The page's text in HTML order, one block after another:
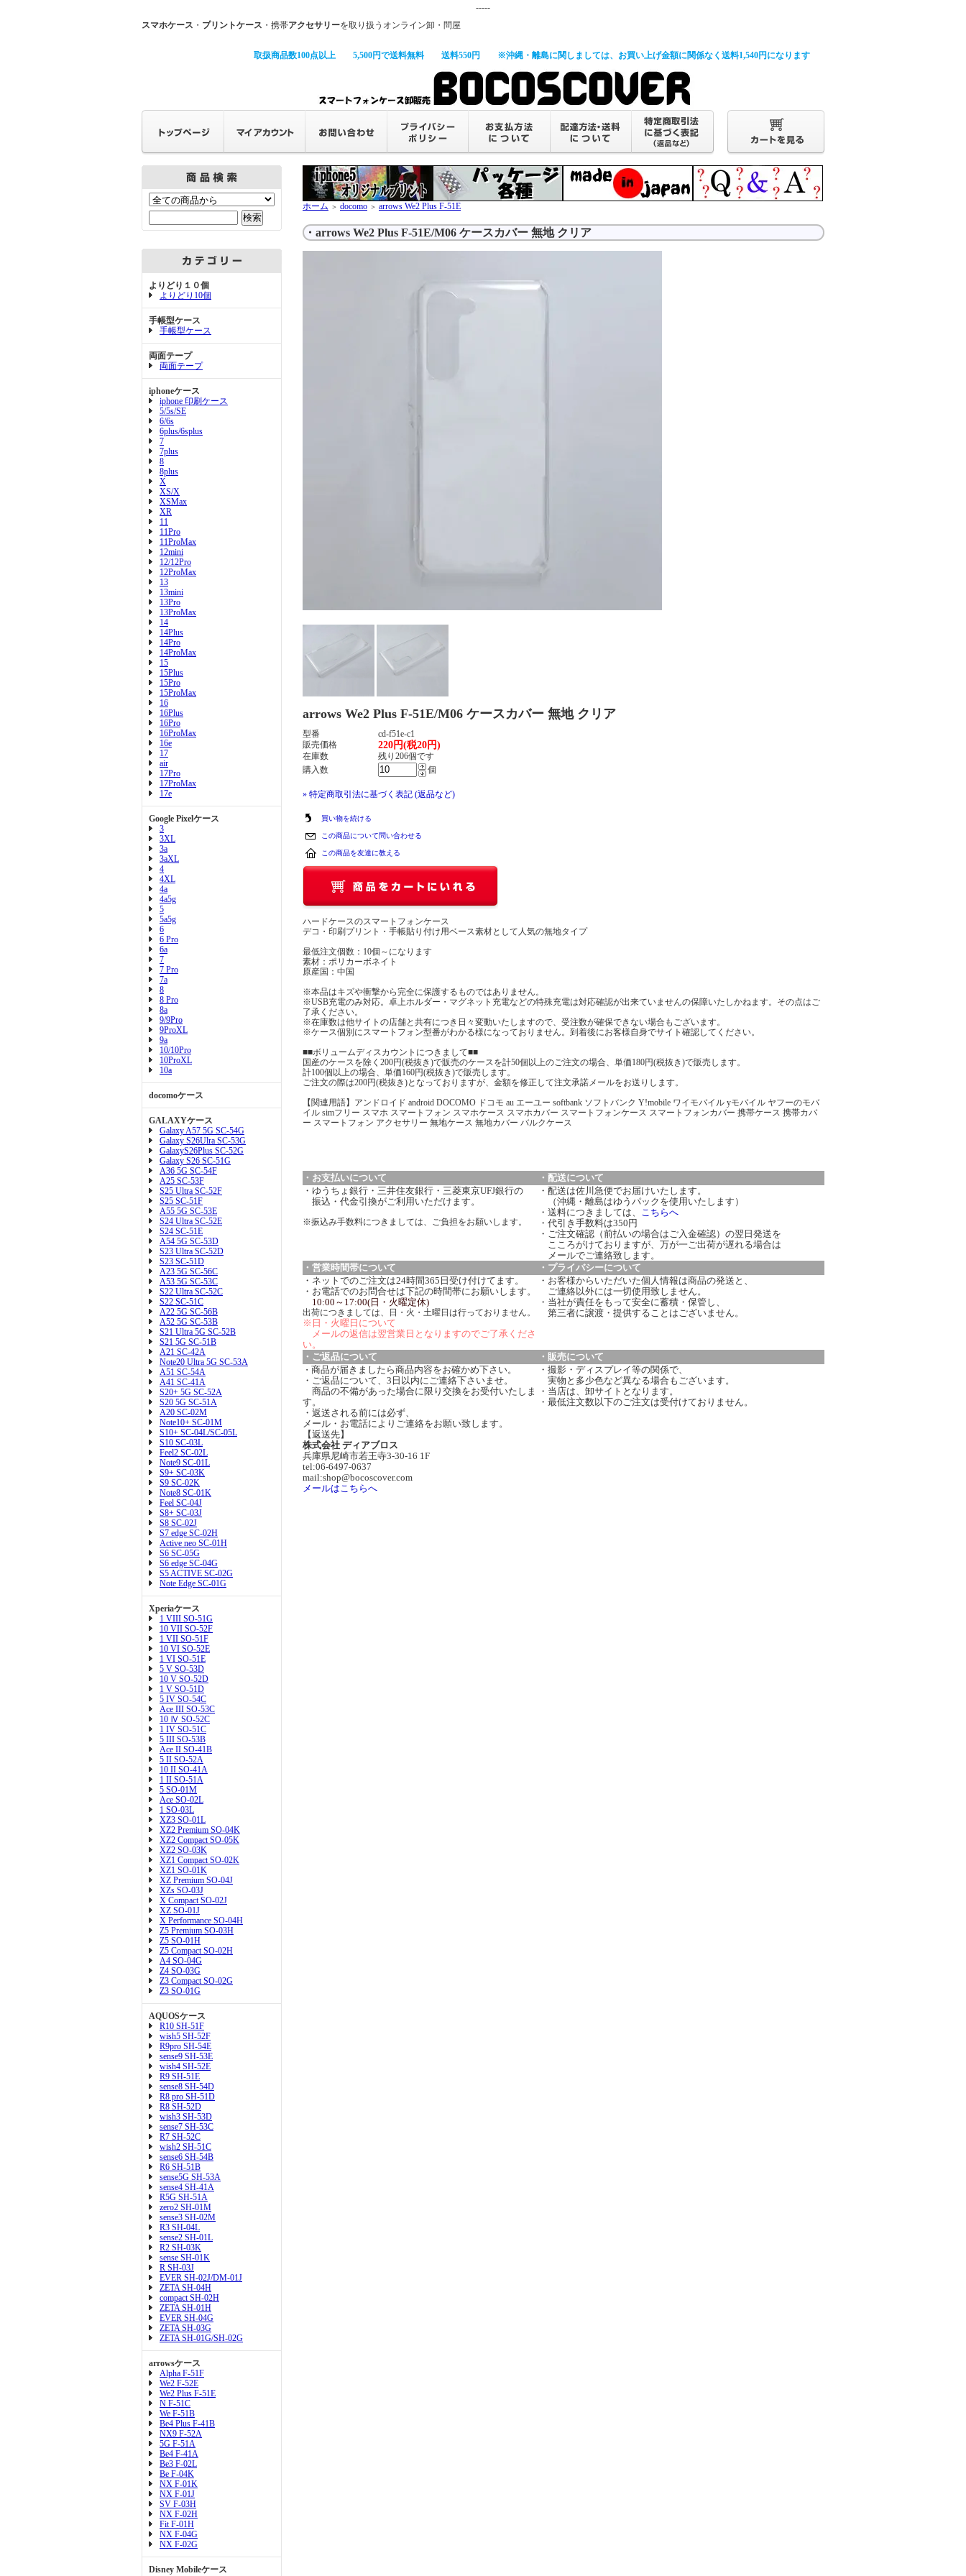
-----
スマホケース ・ プリントケース ・携帯アクセサリーを取り扱うオンライン卸・問屋
取扱商品数100点以上 5,500円で送料無料 送料550円 ※沖縄・離島に関しましては、お買い上げ金額に関係なく送料1,540円になります
よりどり１０個
よりどり10個
手帳型ケース
手帳型ケース
両面テープ
両面テープ
iphoneケース
iphone 印刷ケース
5/5s/SE
6/6s
6plus/6splus
7
7plus
8
8plus
X
XS/X
XSMax
XR
11
11Pro
11ProMax
12mini
12/12Pro
12ProMax
13
13mini
13Pro
13ProMax
14
14Plus
14Pro
14ProMax
15
15Plus
15Pro
15ProMax
16
16Plus
16Pro
16ProMax
16e
17
air
17Pro
17ProMax
17e
Google Pixelケース
3
3XL
3a
3aXL
4
4XL
4a
4a5g
5
5a5g
6
6 Pro
6a
7
7 Pro
7a
8
8 Pro
8a
9/9Pro
9ProXL
9a
10/10Pro
10ProXL
10a
docomoケース
GALAXYケース
Galaxy A57 5G SC-54G
Galaxy S26Ulra SC-53G
GalaxyS26Plus SC-52G
Galaxy S26 SC-51G
A36 5G SC-54F
A25 SC-53F
S25 Ultra SC-52F
S25 SC-51F
A55 5G SC-53E
S24 Ultra SC-52E
S24 SC-51E
A54 5G SC-53D
S23 Ultra SC-52D
S23 SC-51D
A23 5G SC-56C
A53 5G SC-53C
S22 Ultra SC-52C
S22 SC-51C
A22 5G SC-56B
A52 5G SC-53B
S21 Ultra 5G SC-52B
S21 5G SC-51B
A21 SC-42A
Note20 Ultra 5G SC-53A
A51 SC-54A
A41 SC-41A
S20+ 5G SC-52A
S20 5G SC-51A
A20 SC-02M
Note10+ SC-01M
S10+ SC-04L/SC-05L
S10 SC-03L
Feel2 SC-02L
Note9 SC-01L
S9+ SC-03K
S9 SC-02K
Note8 SC-01K
Feel SC-04J
S8+ SC-03J
S8 SC-02J
S7 edge SC-02H
Active neo SC-01H
S6 SC-05G
S6 edge SC-04G
S5 ACTIVE SC-02G
Note Edge SC-01G
Xperiaケース
1 VIII SO-51G
10 VII SO-52F
1 VII SO-51F
10 VI SO-52E
1 VI SO-51E
5 V SO-53D
10 V SO-52D
1 V SO-51D
5 IV SO-54C
Ace III SO-53C
10 Ⅳ SO-52C
1 IV SO-51C
5 III SO-53B
Ace II SO-41B
5 II SO-52A
10 II SO-41A
1 II SO-51A
5 SO-01M
Ace SO-02L
1 SO-03L
XZ3 SO-01L
XZ2 Premium SO-04K
XZ2 Compact SO-05K
XZ2 SO-03K
XZ1 Compact SO-02K
XZ1 SO-01K
XZ Premium SO-04J
XZs SO-03J
X Compact SO-02J
XZ SO-01J
X Performance SO-04H
Z5 Premium SO-03H
Z5 SO-01H
Z5 Compact SO-02H
A4 SO-04G
Z4 SO-03G
Z3 Compact SO-02G
Z3 SO-01G
AQUOSケース
R10 SH-51F
wish5 SH-52F
R9pro SH-54E
sense9 SH-53E
wish4 SH-52E
R9 SH-51E
sense8 SH-54D
R8 pro SH-51D
R8 SH-52D
wish3 SH-53D
sense7 SH-53C
R7 SH-52C
wish2 SH-51C
sense6 SH-54B
R6 SH-51B
sense5G SH-53A
sense4 SH-41A
R5G SH-51A
zero2 SH-01M
sense3 SH-02M
R3 SH-04L
sense2 SH-01L
R2 SH-03K
sense SH-01K
R SH-03J
EVER SH-02J/DM-01J
ZETA SH-04H
compact SH-02H
ZETA SH-01H
EVER SH-04G
ZETA SH-03G
ZETA SH-01G/SH-02G
arrowsケース
Alpha F-51F
We2 F-52E
We2 Plus F-51E
N F-51C
We F-51B
Be4 Plus F-41B
NX9 F-52A
5G F-51A
Be4 F-41A
Be3 F-02L
Be F-04K
NX F-01K
NX F-01J
SV F-03H
NX F-02H
Fit F-01H
NX F-04G
NX F-02G
Disney Mobileケース
ホーム ＞ docomo ＞ arrows We2 Plus F-51E
・arrows We2 Plus F-51E/M06 ケースカバー 無地 クリア
arrows We2 Plus F-51E/M06 ケースカバー 無地 クリア
型番
cd-f51e-c1
販売価格
220円(税20円)
在庫数
残り206個です
購入数
個
» 特定商取引法に基づく表記 (返品など)
買い物を続ける
この商品について問い合わせる
この商品を友達に教える
ハードケースのスマートフォンケース
デコ・印刷プリント・手帳貼り付け用ベース素材として人気の無地タイプ
最低注文個数：10個～になります
素材：ポリカーボネイト
原産国：中国
※本品はキズや衝撃から完全に保護するものではありません。
※USB充電のみ対応。卓上ホルダー・マグネット充電などの特殊充電は対応確認が出来ていませんの保障いたしかねます。その点はご
了承ください。
※在庫数は他サイトの店舗と共有につき日々変動いたしますので、受注数が確保できない場合もございます。
※ケース個別にスマートフォン型番がわかる様になっておりません。到着後にお客様自身でサイト確認してください。
■■ボリュームディスカウントにつきまして■■
国産のケースを除く200円(税抜き)で販売のケースを計50個以上のご注文の場合、単価180円(税抜き)で販売します。
計100個以上の場合、単価160円(税抜き)で販売します。
ご注文の際は200円(税抜き)となっておりますが、金額を修正して注文承諾メールをお送りします。
【関連用語】アンドロイド android DOCOMO ドコモ au エーユー softbank ソフトバンク Y!mobile ワイモバイル yモバイル ヤフーのモバ
イル simフリー スマホ スマートフォン スマホケース スマホカバー スマートフォンケース スマートフォンカバー 携帯ケース 携帯カバ
ー スマートフォン アクセサリー 無地ケース 無地カバー バルクケース
・お支払いについて
・配送について
・ゆうちょ銀行・三井住友銀行・三菱東京UFJ銀行の
振込・代金引換がご利用いただけます。
※振込み手数料につきましては、ご負担をお願いします。
・配送は佐川急便でお届けいたします。
（沖縄・離島はゆうパックを使用いたします）
・送料につきましては、 こちらへ
・代引き手数料は350円
・ご注文確認（前払いの場合はご入金確認）の翌日発送を
こころがけておりますが、万が一ご出荷が遅れる場合は
メールでご連絡致します。
・営業時間帯について
・プライバシーについて
・ネットでのご注文は24時間365日受け付けてます。
・お電話でのお問合せは下記の時間帯にお願いします。
10:00～17:00(日・火曜定休)
出荷につきましては、日・火・土曜日は行っておりません。
※日・火曜日について
メールの返信は翌営業日となりますのでご了承くださ
い。
・お客様からいただいた個人情報は商品の発送と、
ご連絡以外には一切使用致しません。
・当社が責任をもって安全に蓄積・保管し、
第三者に譲渡・提供することはございません。
・ご返品について ・販売について
・ 商品が届きましたら商品内容をお確かめ下さい。
・ご返品について、3日以内にご連絡下さいませ。
商品の不備があった場合に限り交換をお受付いたしま
す。
・返送される前には必ず、
メール・お電話によりご連絡をお願い致します。
【返送先】
株式会社 ディアブロス
兵庫県尼崎市若王寺3-30-16 1F
tel:06-6497-0637
mail:shop@bocoscover.com
メールはこちらへ
・撮影・ディスプレイ等の関係で、
実物と多少色など異なる場合もございます。
・当店は、卸サイトとなります。
・最低注文数以下のご注文は受付けておりません。